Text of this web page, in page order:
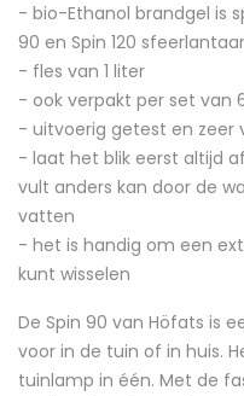
- bio-Ethanol brandgel is
90 en Spin 120
- fles van 1 liter
- ook verpakt per set van
- uitvoerig getest en zeer
- laat het blik eerst altijd
vult anders kan door de
vatten
- het is handig om een
kunt wisselen
De Spin 90 van Höfats is
voor in de tuin of in huis.
tuinlamp in één. Met de